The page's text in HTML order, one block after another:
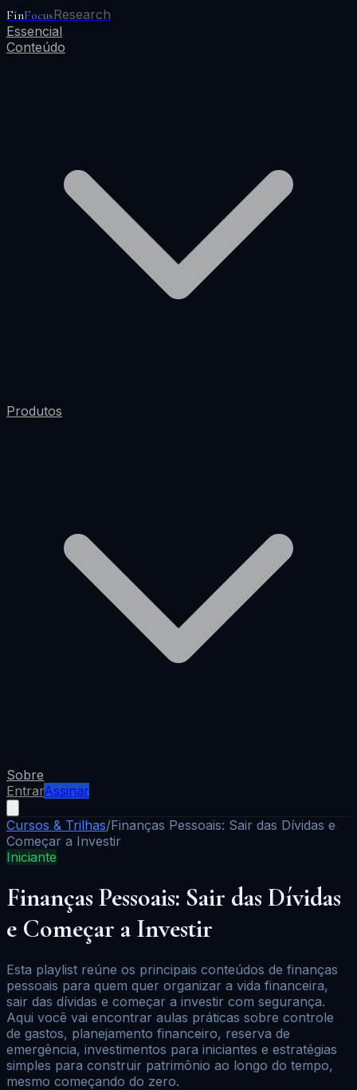
FinFocusResearch
Essencial
Conteúdo
Produtos
Sobre
EntrarAssinar
Cursos & Trilhas/Finanças Pessoais: Sair das Dívidas e
Começar a Investir
Iniciante
Finanças Pessoais: Sair das Dívidas
e Começar a Investir
Esta playlist reúne os principais conteúdos de finanças
pessoais para quem quer organizar a vida financeira,
sair das dívidas e começar a investir com segurança.
Aqui você vai encontrar aulas práticas sobre controle
de gastos, planejamento financeiro, reserva de
emergência, investimentos para iniciantes e estratégias
simples para construir patrimônio ao longo do tempo,
mesmo começando do zero.